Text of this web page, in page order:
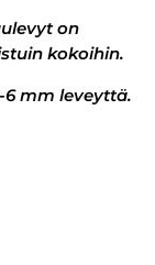
on
kokoihin.
6 mm leveyttä.